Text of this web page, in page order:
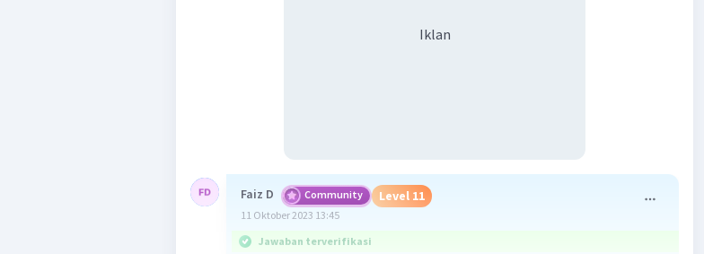
Iklan
Faiz D Community Level 11
11 Oktober 2023 13:45
Jawaban terverifikasi